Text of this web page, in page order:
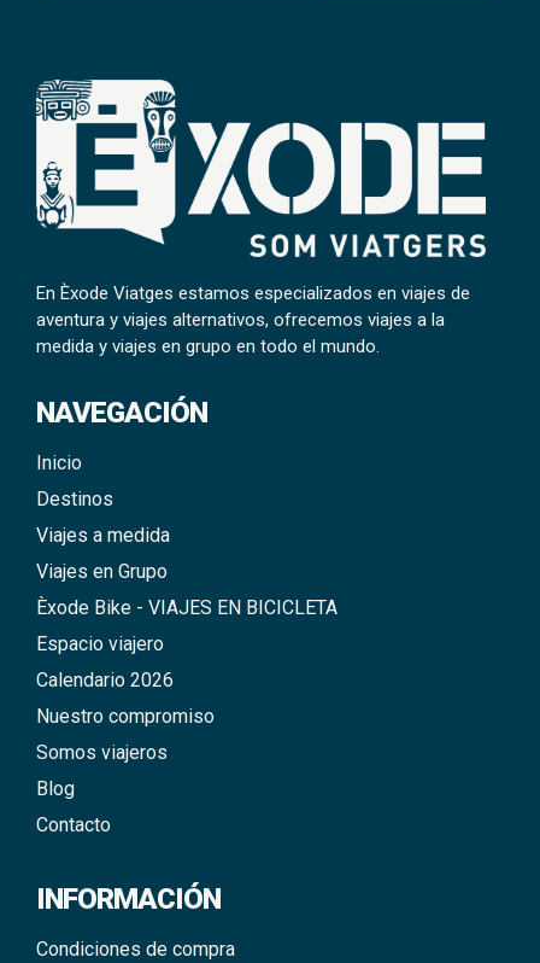
En Èxode Viatges estamos especializados en viajes de
aventura y viajes alternativos, ofrecemos viajes a la
medida y viajes en grupo en todo el mundo.
NAVEGACIÓN
Inicio
Destinos
Viajes a medida
Viajes en Grupo
Èxode Bike - VIAJES EN BICICLETA
Espacio viajero
Calendario 2026
Nuestro compromiso
Somos viajeros
Blog
Contacto
INFORMACIÓN
Condiciones de compra